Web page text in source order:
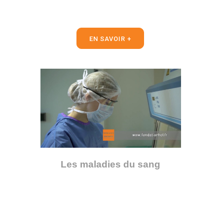
EN SAVOIR +
Les maladies du sang